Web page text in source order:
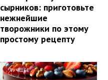
сырников: приготовьте
нежнейшие
творожники по этому
простому рецепту
ЛУЧШЕЕ